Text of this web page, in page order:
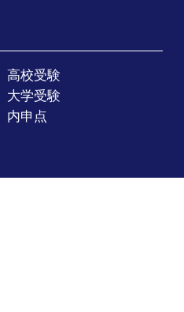
高校受験
大学受験
内申点